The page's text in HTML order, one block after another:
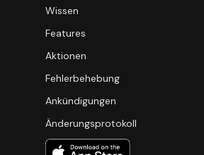
Wissen
Features
Aktionen
Fehlerbehebung
Ankündigungen
Änderungsprotokoll